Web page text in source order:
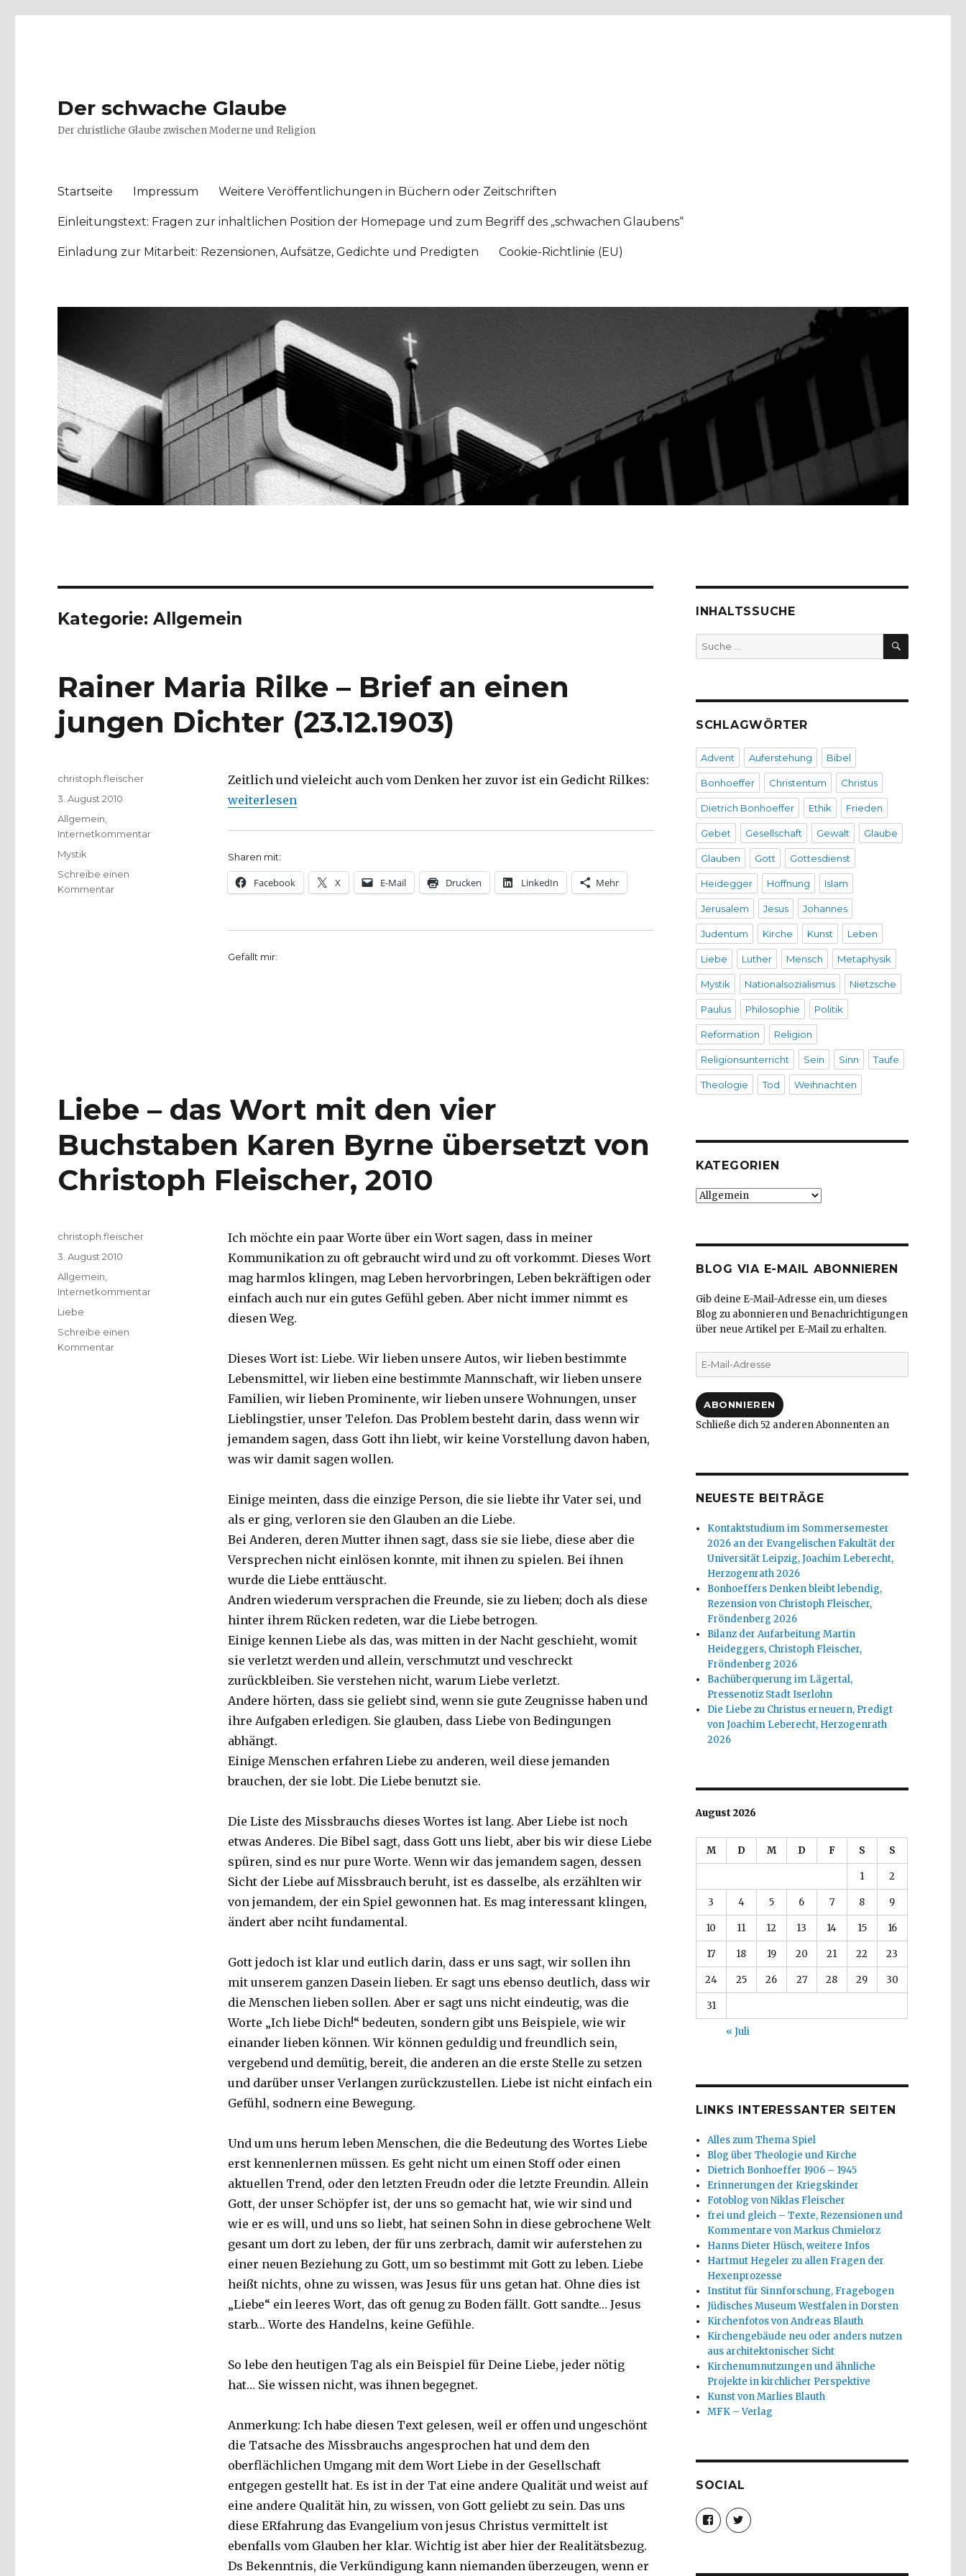
Der schwache Glaube
Der christliche Glaube zwischen Moderne und Religion
Startseite Impressum Weitere Veröffentlichungen in Büchern oder Zeitschriften
Einleitungstext: Fragen zur inhaltlichen Position der Homepage und zum Begriff des „schwachen Glaubens“
Einladung zur Mitarbeit: Rezensionen, Aufsätze, Gedichte und Predigten Cookie-Richtlinie (EU)
Kategorie:Allgemein
Rainer Maria Rilke – Brief an einen
jungen Dichter (23.12.1903)
Zeitlich und vieleicht auch vom Denken her zuvor ist ein Gedicht Rilkes:
„Rainer Maria Rilke – Brief an einen jungen Dichter (23.12.1903)“
weiterlesen
Sharen mit:
Facebook X E-Mail Drucken LinkedIn Mehr
Gefällt mir:
Autor
christoph.fleischer
Veröffentlicht
am
3. August 2010
Kategorien
Allgemein
Internetkommentar
Schlagwörter
Mystik
Schreibe einen
Kommentarzu
Liebe – das Wort mit den vier
Buchstaben Karen Byrne übersetzt von
Christoph Fleischer, 2010
Ich möchte ein paar Worte über ein Wort sagen, dass in meiner
Kommunikation zu oft gebraucht wird und zu oft vorkommt. Dieses Wort
mag harmlos klingen, mag Leben hervorbringen, Leben bekräftigen oder
einfach auch nur ein gutes Gefühl geben. Aber nicht immer nimmt es
diesen Weg.
Dieses Wort ist: Liebe. Wir lieben unsere Autos, wir lieben bestimmte
Lebensmittel, wir lieben eine bestimmte Mannschaft, wir lieben unsere
Familien, wir lieben Prominente, wir lieben unsere Wohnungen, unser
Lieblingstier, unser Telefon. Das Problem besteht darin, dass wenn wir
jemandem sagen, dass Gott ihn liebt, wir keine Vorstellung davon haben,
was wir damit sagen wollen.
Einige meinten, dass die einzige Person, die sie liebte ihr Vater sei, und
als er ging, verloren sie den Glauben an die Liebe.
Bei Anderen, deren Mutter ihnen sagt, dass sie sie liebe, diese aber die
Versprechen nicht einlösen konnte, mit ihnen zu spielen. Bei ihnen
wurde die Liebe enttäuscht.
Andren wiederum versprachen die Freunde, sie zu lieben; doch als diese
hinter ihrem Rücken redeten, war die Liebe betrogen.
Einige kennen Liebe als das, was mitten in der Nacht geschieht, womit
sie verletzt werden und allein, verschmutzt und veschreckt
zurückbleiben. Sie verstehen nicht, warum Liebe verletzt.
Andere hörten, dass sie geliebt sind, wenn sie gute Zeugnisse haben und
ihre Aufgaben erledigen. Sie glauben, dass Liebe von Bedingungen
abhängt.
Einige Menschen erfahren Liebe zu anderen, weil diese jemanden
brauchen, der sie lobt. Die Liebe benutzt sie.
Die Liste des Missbrauchs dieses Wortes ist lang. Aber Liebe ist noch
etwas Anderes. Die Bibel sagt, dass Gott uns liebt, aber bis wir diese Liebe
spüren, sind es nur pure Worte. Wenn wir das jemandem sagen, dessen
Sicht der Liebe auf Missbrauch beruht, ist es dasselbe, als erzählten wir
von jemandem, der ein Spiel gewonnen hat. Es mag interessant klingen,
ändert aber nciht fundamental.
Gott jedoch ist klar und eutlich darin, dass er uns sagt, wir sollen ihn
mit unserem ganzen Dasein lieben. Er sagt uns ebenso deutlich, dass wir
die Menschen lieben sollen. Aber er sagt uns nicht eindeutig, was die
Worte „Ich liebe Dich!“ bedeuten, sondern gibt uns Beispiele, wie wir
einander lieben können. Wir können geduldig und freundlich sein,
vergebend und demütig, bereit, die anderen an die erste Stelle zu setzen
und darüber unser Verlangen zurückzustellen. Liebe ist nicht einfach ein
Gefühl, sodnern eine Bewegung.
Und um uns herum leben Menschen, die die Bedeutung des Wortes Liebe
erst kennenlernen müssen. Es geht nicht um einen Stoff oder einen
aktuellen Trend, oder den letzten Freudn oder die letzte Freundin. Allein
Gott, der unser Schöpfer ist, der uns so gemacht hat, wie wir sind und
wie er es will, und uns so liebt, hat seinen Sohn in diese gebrochene Welt
gesant um dort zu leben, der für uns zerbrach, damit wir auferstehen zu
einer neuen Beziehung zu Gott, um so bestimmt mit Gott zu leben. Liebe
heißt nichts, ohne zu wissen, was Jesus für uns getan hat. Ohne dies ist
„Liebe“ ein leeres Wort, das oft genug zu Boden fällt. Gott sandte… Jesus
starb… Worte des Handelns, keine Gefühle.
So lebe den heutigen Tag als ein Beispiel für Deine Liebe, jeder nötig
hat… Sie wissen nicht, was ihnen begegnet.
Anmerkung: Ich habe diesen Text gelesen, weil er offen und ungeschönt
die Tatsache des Missbrauchs angesprochen hat und dem den
oberflächlichen Umgang mit dem Wort Liebe in der Gesellschaft
entgegen gestellt hat. Es ist in der Tat eine andere Qualität und weist auf
eine andere Qualität hin, zu wissen, von Gott geliebt zu sein. Das uns
diese ERfahrung das Evangelium von jesus Christus vermittelt ist
ebenfalls vom Glauben her klar. Wichtig ist aber hier der Realitätsbezug.
Ds Bekenntnis, die Verkündigung kann niemanden überzeugen, wenn er
Autor
christoph.fleischer
Veröffentlicht
am
3. August 2010
Kategorien
Allgemein
Internetkommentar
Schlagwörter
Liebe
Schreibe einen
Kommentarzu
INHALTSSUCHE
Suche
nach:
SUCHEN
SCHLAGWÖRTER
Advent Auferstehung Bibel
Bonhoeffer Christentum Christus
Dietrich Bonhoeffer Ethik Frieden
Gebet Gesellschaft Gewalt Glaube
Glauben Gott Gottesdienst
Heidegger Hoffnung Islam
Jerusalem Jesus Johannes
Judentum Kirche Kunst Leben
Liebe Luther Mensch Metaphysik
Mystik Nationalsozialismus Nietzsche
Paulus Philosophie Politik
Reformation Religion
Religionsunterricht Sein Sinn Taufe
Theologie Tod Weihnachten
KATEGORIEN
Kategorien
BLOG VIA E-MAIL ABONNIEREN
Gib deine E-Mail-Adresse ein, um dieses
Blog zu abonnieren und Benachrichtigungen
über neue Artikel per E-Mail zu erhalten.
E-
Mail-
ABONNIEREN
Schließe dich 52 anderen Abonnenten an
NEUESTE BEITRÄGE
Kontaktstudium im Sommersemester
2026 an der Evangelischen Fakultät der
Universität Leipzig, Joachim Leberecht,
Herzogenrath 2026
Bonhoeffers Denken bleibt lebendig,
Rezension von Christoph Fleischer,
Fröndenberg 2026
Bilanz der Aufarbeitung Martin
Heideggers, Christoph Fleischer,
Fröndenberg 2026
Bachüberquerung im Lägertal,
Pressenotiz Stadt Iserlohn
Die Liebe zu Christus erneuern, Predigt
von Joachim Leberecht, Herzogenrath
2026
August 2026
M D M D F S S
1 2
3 4 5 6 7 8 9
10 11 12 13 14 15 16
17 18 19 20 21 22 23
24 25 26 27 28 29 30
31
« Juli
LINKS INTERESSANTER SEITEN
Alles zum Thema Spiel
Blog über Theologie und Kirche
Dietrich Bonhoeffer 1906 – 1945
Erinnerungen der Kriegskinder
Fotoblog von Niklas Fleischer
frei und gleich – Texte, Rezensionen und
Kommentare von Markus Chmielorz
Hanns Dieter Hüsch, weitere Infos
Hartmut Hegeler zu allen Fragen der
Hexenprozesse
Institut für Sinnforschung, Fragebogen
Jüdisches Museum Westfalen in Dorsten
Kirchenfotos von Andreas Blauth
Kirchengebäude neu oder anders nutzen
aus architektonischer Sicht
Kirchenumnutzungen und ähnliche
Projekte in kirchlicher Perspektive
Kunst von Marlies Blauth
MFK – Verlag
SOCIAL
Profil
von
christoph.fleischer1
anzeigen
Profil
von
anzeigen